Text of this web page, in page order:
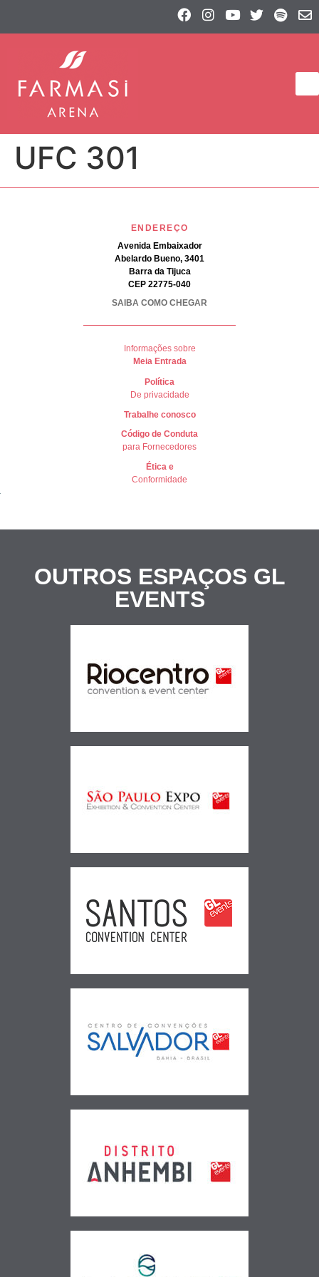
UFC 301
ENDEREÇO
Avenida Embaixador
Abelardo Bueno, 3401
Barra da Tijuca
CEP 22775-040
SAIBA COMO CHEGAR
Informações sobre
Meia Entrada
Política
De privacidade
Trabalhe conosco
Código de Conduta
para Fornecedores
Ética e
Conformidade
OUTROS ESPAÇOS GL
EVENTS